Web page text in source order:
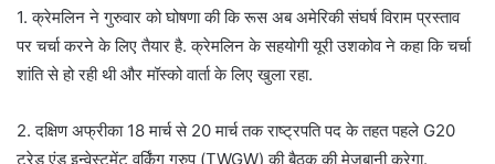
1. क्रेमलिन ने गुरुवार को घोषणा की कि रूस अब अमेरिकी संघर्ष विराम प्रस्ताव
पर चर्चा करने के लिए तैयार है. क्रेमलिन के सहयोगी यूरी उशकोव ने कहा कि चर्चा
शांति से हो रही थी और मॉस्को वार्ता के लिए खुला रहा.
2. दक्षिण अफ्रीका 18 मार्च से 20 मार्च तक राष्ट्रपति पद के तहत पहले G20
ट्रेड एंड इन्वेस्टमेंट वर्किंग ग्रुप (TWGW) की बैठक की मेजबानी करेगा.